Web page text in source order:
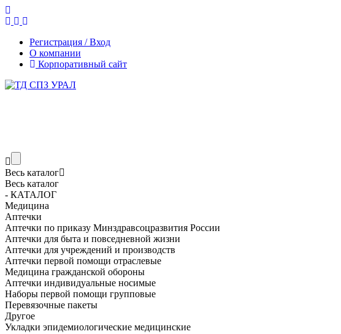
Регистрация / Вход
О компании
Корпоративный сайт
Весь каталог
Весь каталог
- КАТАЛОГ
Медицина
Аптечки
Аптечки по приказу Минздравсоцразвития России
Аптечки для быта и повседневной жизни
Аптечки для учреждений и производств
Аптечки первой помощи отраслевые
Медицина гражданской обороны
Аптечки индивидуальные носимые
Наборы первой помощи групповые
Перевязочные пакеты
Другое
Укладки эпидемиологические медицинские